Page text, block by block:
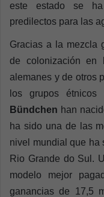
este estado se
predilectos para las
Gracias a la mezcla
de colonización en
alemanes y de otros
los grupos étnicos
Bündchen han
ha sido una de las
nivel mundial que ha
Rio Grande do Sul.
modelo mejor
ganancias de 17,5